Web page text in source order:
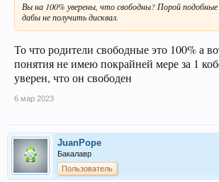
Вы на 100% уверены, что свободны? Порой
дабы не получить дисквал.
То что родители свободные это 100% а
понятия не имею покрайней мере за 1
уверен, что он свободен
6 мар 2023
JuanPope
Бакалавр
Пользователь